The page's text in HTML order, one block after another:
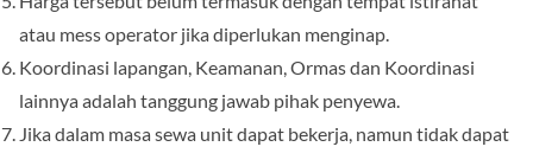
atau mess operator jika diperlukan menginap.
Koordinasi lapangan, Keamanan, Ormas dan Koordinasi
lainnya adalah tanggung jawab pihak penyewa.
Jika dalam masa sewa unit dapat bekerja, namun tidak dapat